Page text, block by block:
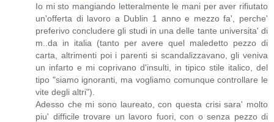
Io mi sto mangiando letteralmente le mani per aver rifiutato
un'offerta di lavoro a Dublin 1 anno e mezzo fa', perche'
preferivo concludere gli studi in una delle tante universita' di
m..da in italia (tanto per avere quel maledetto pezzo di
carta, altrimenti poi i parenti si scandalizzavano, gli veniva
un infarto e mi coprivano d'insulti, in tipico stile italico, del
tipo "siamo ignoranti, ma vogliamo comunque controllare le
vite degli altri").
Adesso che mi sono laureato, con questa crisi sara' molto
piu' difficile trovare un lavoro fuori, con o senza pezzo di